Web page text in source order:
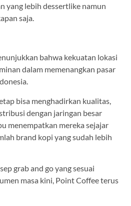
yang lebih dessertlike namun
saja.
bahwa kekuatan lokasi
dalam memenangkan pasar
bisa menghadirkan kualitas,
dengan jaringan besar
menempatkan mereka sejajar
brand kopi yang sudah lebih
grab and go yang sesuai
masa kini, Point Coffee terus